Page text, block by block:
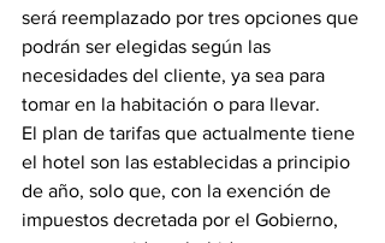
será reemplazado por tres opciones que
podrán ser elegidas según las
necesidades del cliente, ya sea para
tomar en la habitación o para llevar.
El plan de tarifas que actualmente tiene
el hotel son las establecidas a principio
de año, solo que, con la exención de
impuestos decretada por el Gobierno,